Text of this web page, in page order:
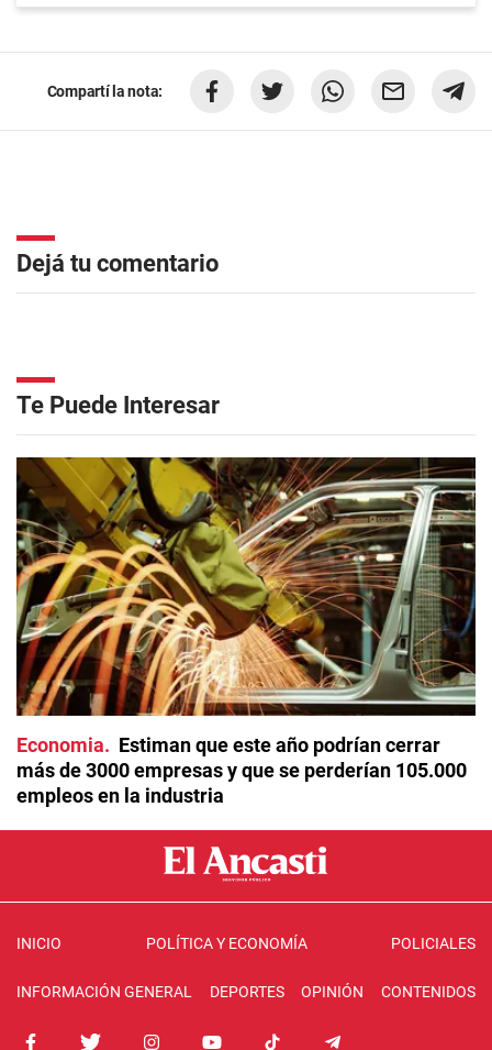
Compartí la nota:
Dejá tu comentario
Te Puede Interesar
Economia
Estiman que este año podrían cerrar
más de 3000 empresas y que se perderían 105.000
empleos en la industria
INICIO POLÍTICA Y ECONOMÍA POLICIALES
INFORMACIÓN GENERAL DEPORTES OPINIÓN CONTENIDOS